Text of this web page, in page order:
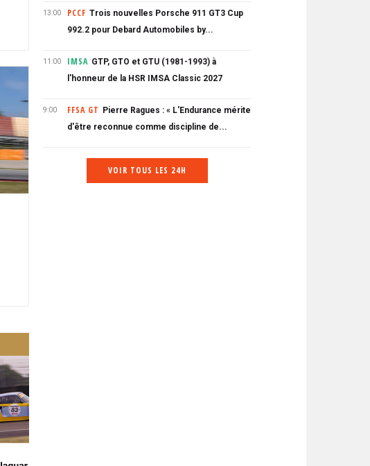
13:00 PCCF Trois nouvelles Porsche 911 GT3 Cup
992.2 pour Debard Automobiles by...
11:00 IMSA GTP, GTO et GTU (1981-1993) à
l'honneur de la HSR IMSA Classic 2027
9:00 FFSA GT Pierre Ragues : « L'Endurance mérite
d'être reconnue comme discipline de...
VOIR TOUS LES 24H